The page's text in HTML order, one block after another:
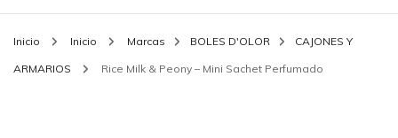
Inicio Inicio Marcas BOLES D'OLOR CAJONES Y
ARMARIOS Rice Milk & Peony – Mini Sachet Perfumado